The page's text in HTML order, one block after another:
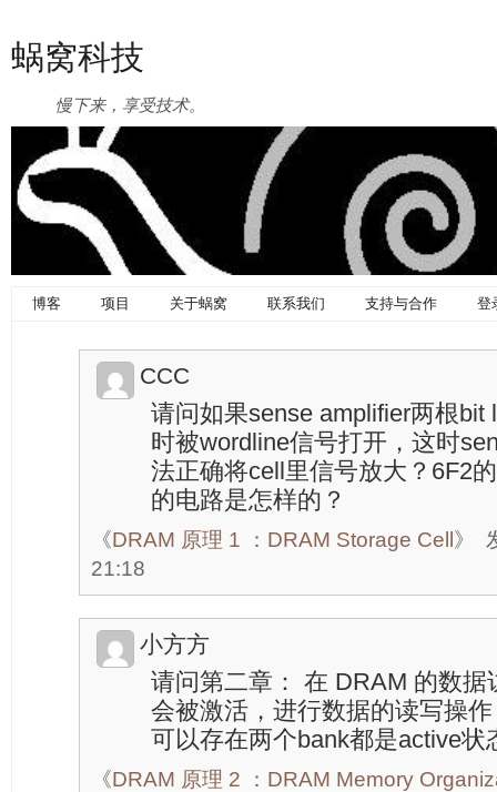
蜗窝科技
慢下来，享受技术。
博客 项目 关于蜗窝 联系我们 支持与合作 登
CCC
请问如果sense amplifier两根bit
时被wordline信号打开，这时
法正确将cell里信号放大？6F2
的电路是怎样的？
《DRAM 原理 1 ：DRAM Storage Cell 》
21:18
小方方
请问第二章： 在 DRAM 的数
会被激活，进行数据的读写操
可以存在两个bank都是active状
《DRAM 原理 2 ：DRAM Memory